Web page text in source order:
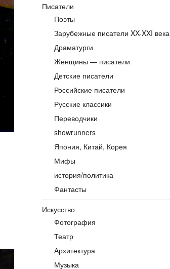
Писатели
Поэты
Зарубежные писатели XX-XXI века
Драматурги
Женщины — писатели
Детские писатели
Российские писатели
Русские классики
Переводчики
showrunners
Япония, Китай, Корея
Мифы
история/политика
Фантасты
Искусство
Фотография
Театр
Архитектура
Музыка